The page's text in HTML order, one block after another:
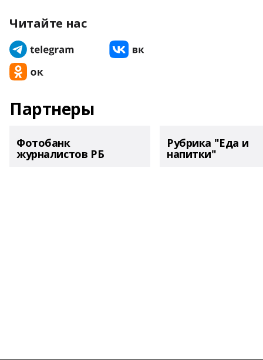
Читайте нас
Партнеры
Фотобанк
журналистов РБ
Рубрика "Еда и
напитки"